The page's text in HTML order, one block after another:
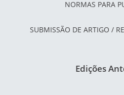
NORMAS PARA
SUBMISSÃO DE ARTIGO /
Edições